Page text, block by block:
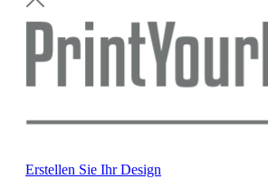
Erstellen Sie Ihr Design